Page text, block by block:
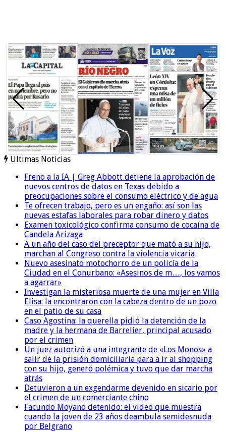
Ultimas Noticias
Freno a la IA | Greg Abbott detiene la aprobación de
nuevos centros de datos en Texas debido a
preocupaciones sobre el consumo eléctrico y de agua
Te ofrecen trabajo, pero es un engaño: así son las
nuevas estafas laborales para robar dinero y datos
Examen toxicológico confirma consumo de cocaína de
Candela Arizaga
A un año del caso del preceptor que mató a su hijo,
marchan al Congreso contra la violencia vicaria
Nuevo asesinato motochorro de un policía de la
Ciudad en el Conurbano: «Asesinos de m…, los vamos
a agarrar»
Investigan la misteriosa muerte de una mujer en Villa
Elisa: la encontraron con la cabeza dentro de un pozo
en el patio de su casa
Caso Agostina: la querella pidió la detención de la
madre y la hermana de Barrelier, principal acusado
por el crimen
Un juez autorizó a una integrante de «Los Monos» a
salir de la prisión domiciliaria para a ir al shopping
con su hijo, generó polémica y tuvo que dar marcha
atrás
Detuvieron a un exgendarme devenido en sicario por
el crimen de un comerciante chino
Facundo Moyano detenido: el video que muestra
cuando la joven de 23 años deambula semidesnuda
por Belgrano